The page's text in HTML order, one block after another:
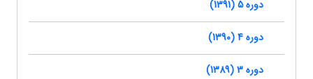
دوره 5 (1391)
دوره 4 (1390)
دوره 3 (1389)